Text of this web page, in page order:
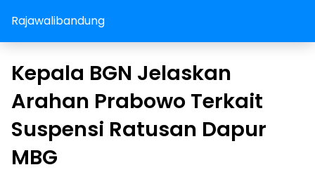
Rajawalibandung
Kepala BGN Jelaskan
Arahan Prabowo Terkait
Suspensi Ratusan Dapur
MBG